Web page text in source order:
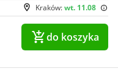
Kraków:wt. 11.08
do koszyka